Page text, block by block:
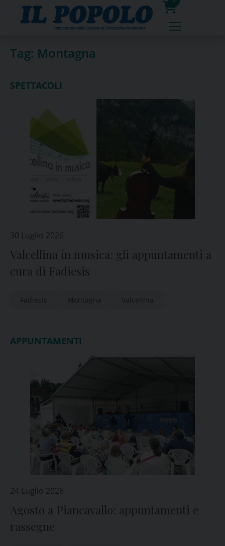
0
prodotti
Tag: Montagna
SPETTACOLI
30 Luglio 2026
Valcellina in musica: gli appuntamenti a
cura di Fadiesis
Fadiesis Montagna Valcellina
APPUNTAMENTI
24 Luglio 2026
Agosto a Piancavallo: appuntamenti e
rassegne